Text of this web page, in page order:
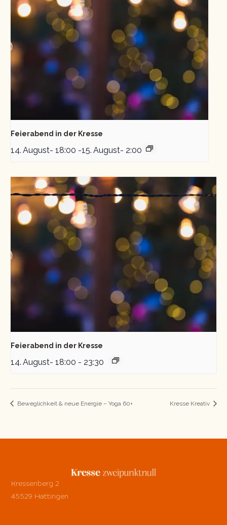
Feierabend in der Kresse
14. August- 18:00 -15. August- 2:00
Feierabend in der Kresse
14. August- 18:00 - 23:30
Beweglichkeit & neue Energie – Yoga 60+ Kresse Kreativ
Kressenberg 2
45529 Hattingen